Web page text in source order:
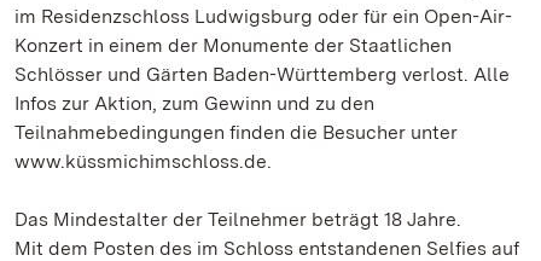
im Residenzschloss Ludwigsburg oder für ein Open-Air-
Konzert in einem der Monumente der Staatlichen
Schlösser und Gärten Baden-Württemberg verlost. Alle
Infos zur Aktion, zum Gewinn und zu den
Teilnahmebedingungen finden die Besucher unter
www.küssmichimschloss.de.
Das Mindestalter der Teilnehmer beträgt 18 Jahre.
Mit dem Posten des im Schloss entstandenen Selfies auf